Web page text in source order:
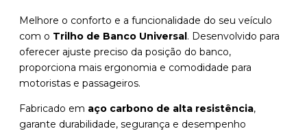
Melhore o conforto e a funcionalidade do seu veículo
com o Trilho de Banco Universal. Desenvolvido para
oferecer ajuste preciso da posição do banco,
proporciona mais ergonomia e comodidade para
motoristas e passageiros.
Fabricado em aço carbono de alta resistência,
garante durabilidade, segurança e desempenho